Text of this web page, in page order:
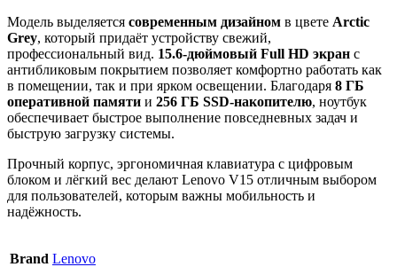
Модель выделяется современным дизайном в цвете Arctic
Grey, который придаёт устройству свежий,
профессиональный вид. 15.6-дюймовый Full HD экран с
антибликовым покрытием позволяет комфортно работать как
в помещении, так и при ярком освещении. Благодаря 8 ГБ
оперативной памяти и 256 ГБ SSD-накопителю, ноутбук
обеспечивает быстрое выполнение повседневных задач и
быструю загрузку системы.
Прочный корпус, эргономичная клавиатура с цифровым
блоком и лёгкий вес делают Lenovo V15 отличным выбором
для пользователей, которым важны мобильность и
надёжность.
Brand Lenovo